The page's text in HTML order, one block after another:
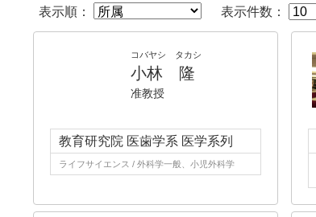
表示順： 表示件数：
コバヤシ タカシ
小林 隆
准教授
教育研究院 医歯学系 医学系列
ライフサイエンス / 外科学一般、小児外科学